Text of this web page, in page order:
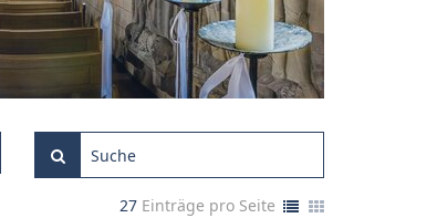
27 Einträge pro Seite